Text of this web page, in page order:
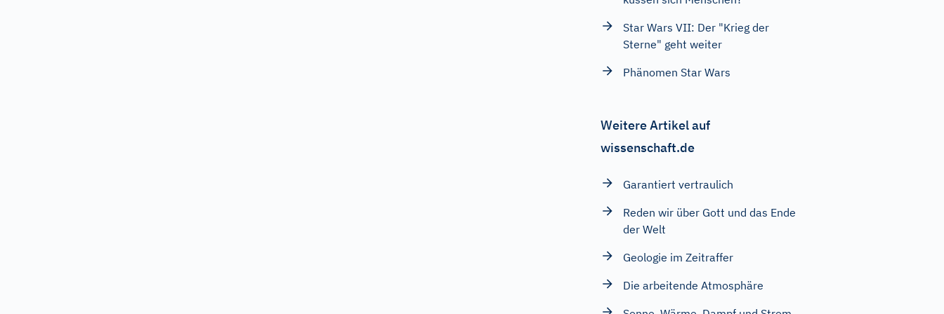
Star Wars VII: Der "Krieg der
Sterne" geht weiter
Phänomen Star Wars
Weitere Artikel auf
wissenschaft.de
Garantiert vertraulich
Reden wir über Gott und das Ende
der Welt
Geologie im Zeitraffer
Die arbeitende Atmosphäre